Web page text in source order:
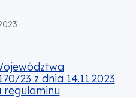
Małopolskiego nr 2170/23
23 z dnia 14.11.2023